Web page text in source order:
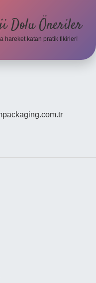
Dolu Öneriler
hareket katan pratik fikirler!